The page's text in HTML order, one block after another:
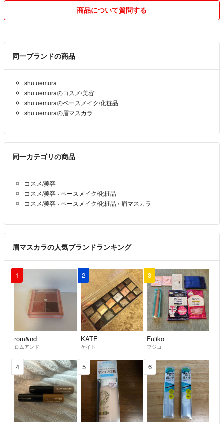
商品について質問する
同一ブランドの商品
shu uemura
shu uemuraのコスメ/美容
shu uemuraのベースメイク/化粧品
shu uemuraの眉マスカラ
同一カテゴリの商品
コスメ/美容
コスメ/美容 › ベースメイク/化粧品
コスメ/美容 › ベースメイク/化粧品 › 眉マスカラ
眉マスカラの人気ブランドランキング
1
rom&nd
ロムアンド
2
KATE
ケイト
3
Fujiko
フジコ
4 5 6